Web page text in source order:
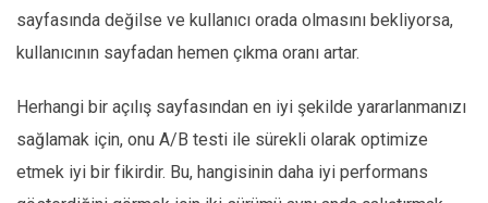
sayfasında değilse ve kullanıcı orada olmasını bekliyorsa,
kullanıcının sayfadan hemen çıkma oranı artar.
Herhangi bir açılış sayfasından en iyi şekilde yararlanmanızı
sağlamak için, onu A/B testi ile sürekli olarak optimize
etmek iyi bir fikirdir. Bu, hangisinin daha iyi performans